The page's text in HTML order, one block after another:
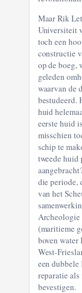
Maar Rik
Universiteit
toch een
constructie
op de boeg,
geleden
waarvan de
bestudeerd.
huid
eerste huid
misschien
schip te
tweede huid
die periode,
van het
Archeologie
(maritieme
boven water
West-
een
reparatie
bevestigen.